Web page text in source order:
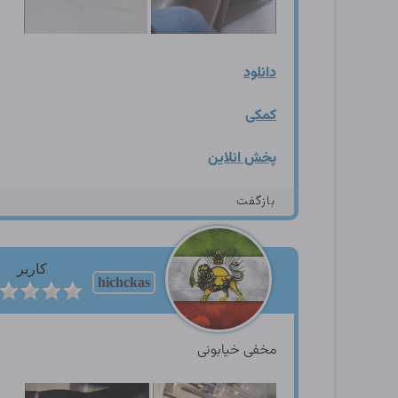
دانلود
کمکی
پخش انلاین
بازگفت
hichckas
کاربر
مخفی خیابونی